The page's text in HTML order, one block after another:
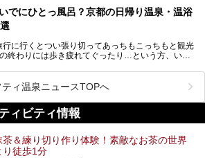
しみましょう！
はもちろん、旅先としても人気の京都。
でに岩盤浴のある温泉に浸かってリフレッシュす
都にある岩盤浴のある施設をピックアップしてご紹
でにひとっ風呂？京都の日帰り温泉・温浴
行に行くとつい張り切ってあっちもこっちもと観光
終わりには歩き疲れてぐったり…という方、いま
れた身体には温泉です！京都には、市内にも郊外に
しい温泉がたくさんあります。そこで、日帰り利用
すすめの温泉・温浴施設をまとめてみました。
ティ温泉ニュースTOPへ
ィビティ情報
茶＆練り切り作り体験！素敵なお茶の世界
り徒歩1分